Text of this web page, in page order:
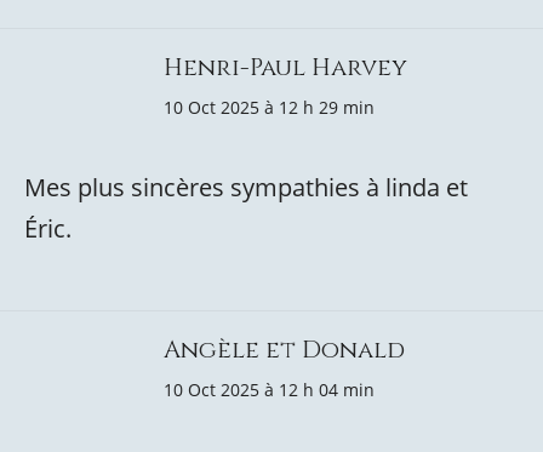
Henri-Paul Harvey
10 Oct 2025 à 12 h 29 min
Mes plus sincères sympathies à linda et
Éric.
Angèle et Donald
10 Oct 2025 à 12 h 04 min